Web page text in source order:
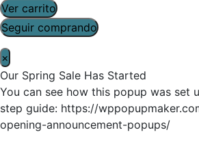
Ver carrito
Seguir comprando
×
Our Spring Sale Has Started
You can see how this popup was set
step guide: https://
opening-announcement-popups/